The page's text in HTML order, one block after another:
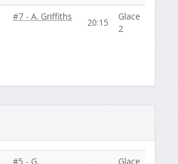
#7 - A. Griffiths
20:15
Glace
2
#5 - G.
Glace